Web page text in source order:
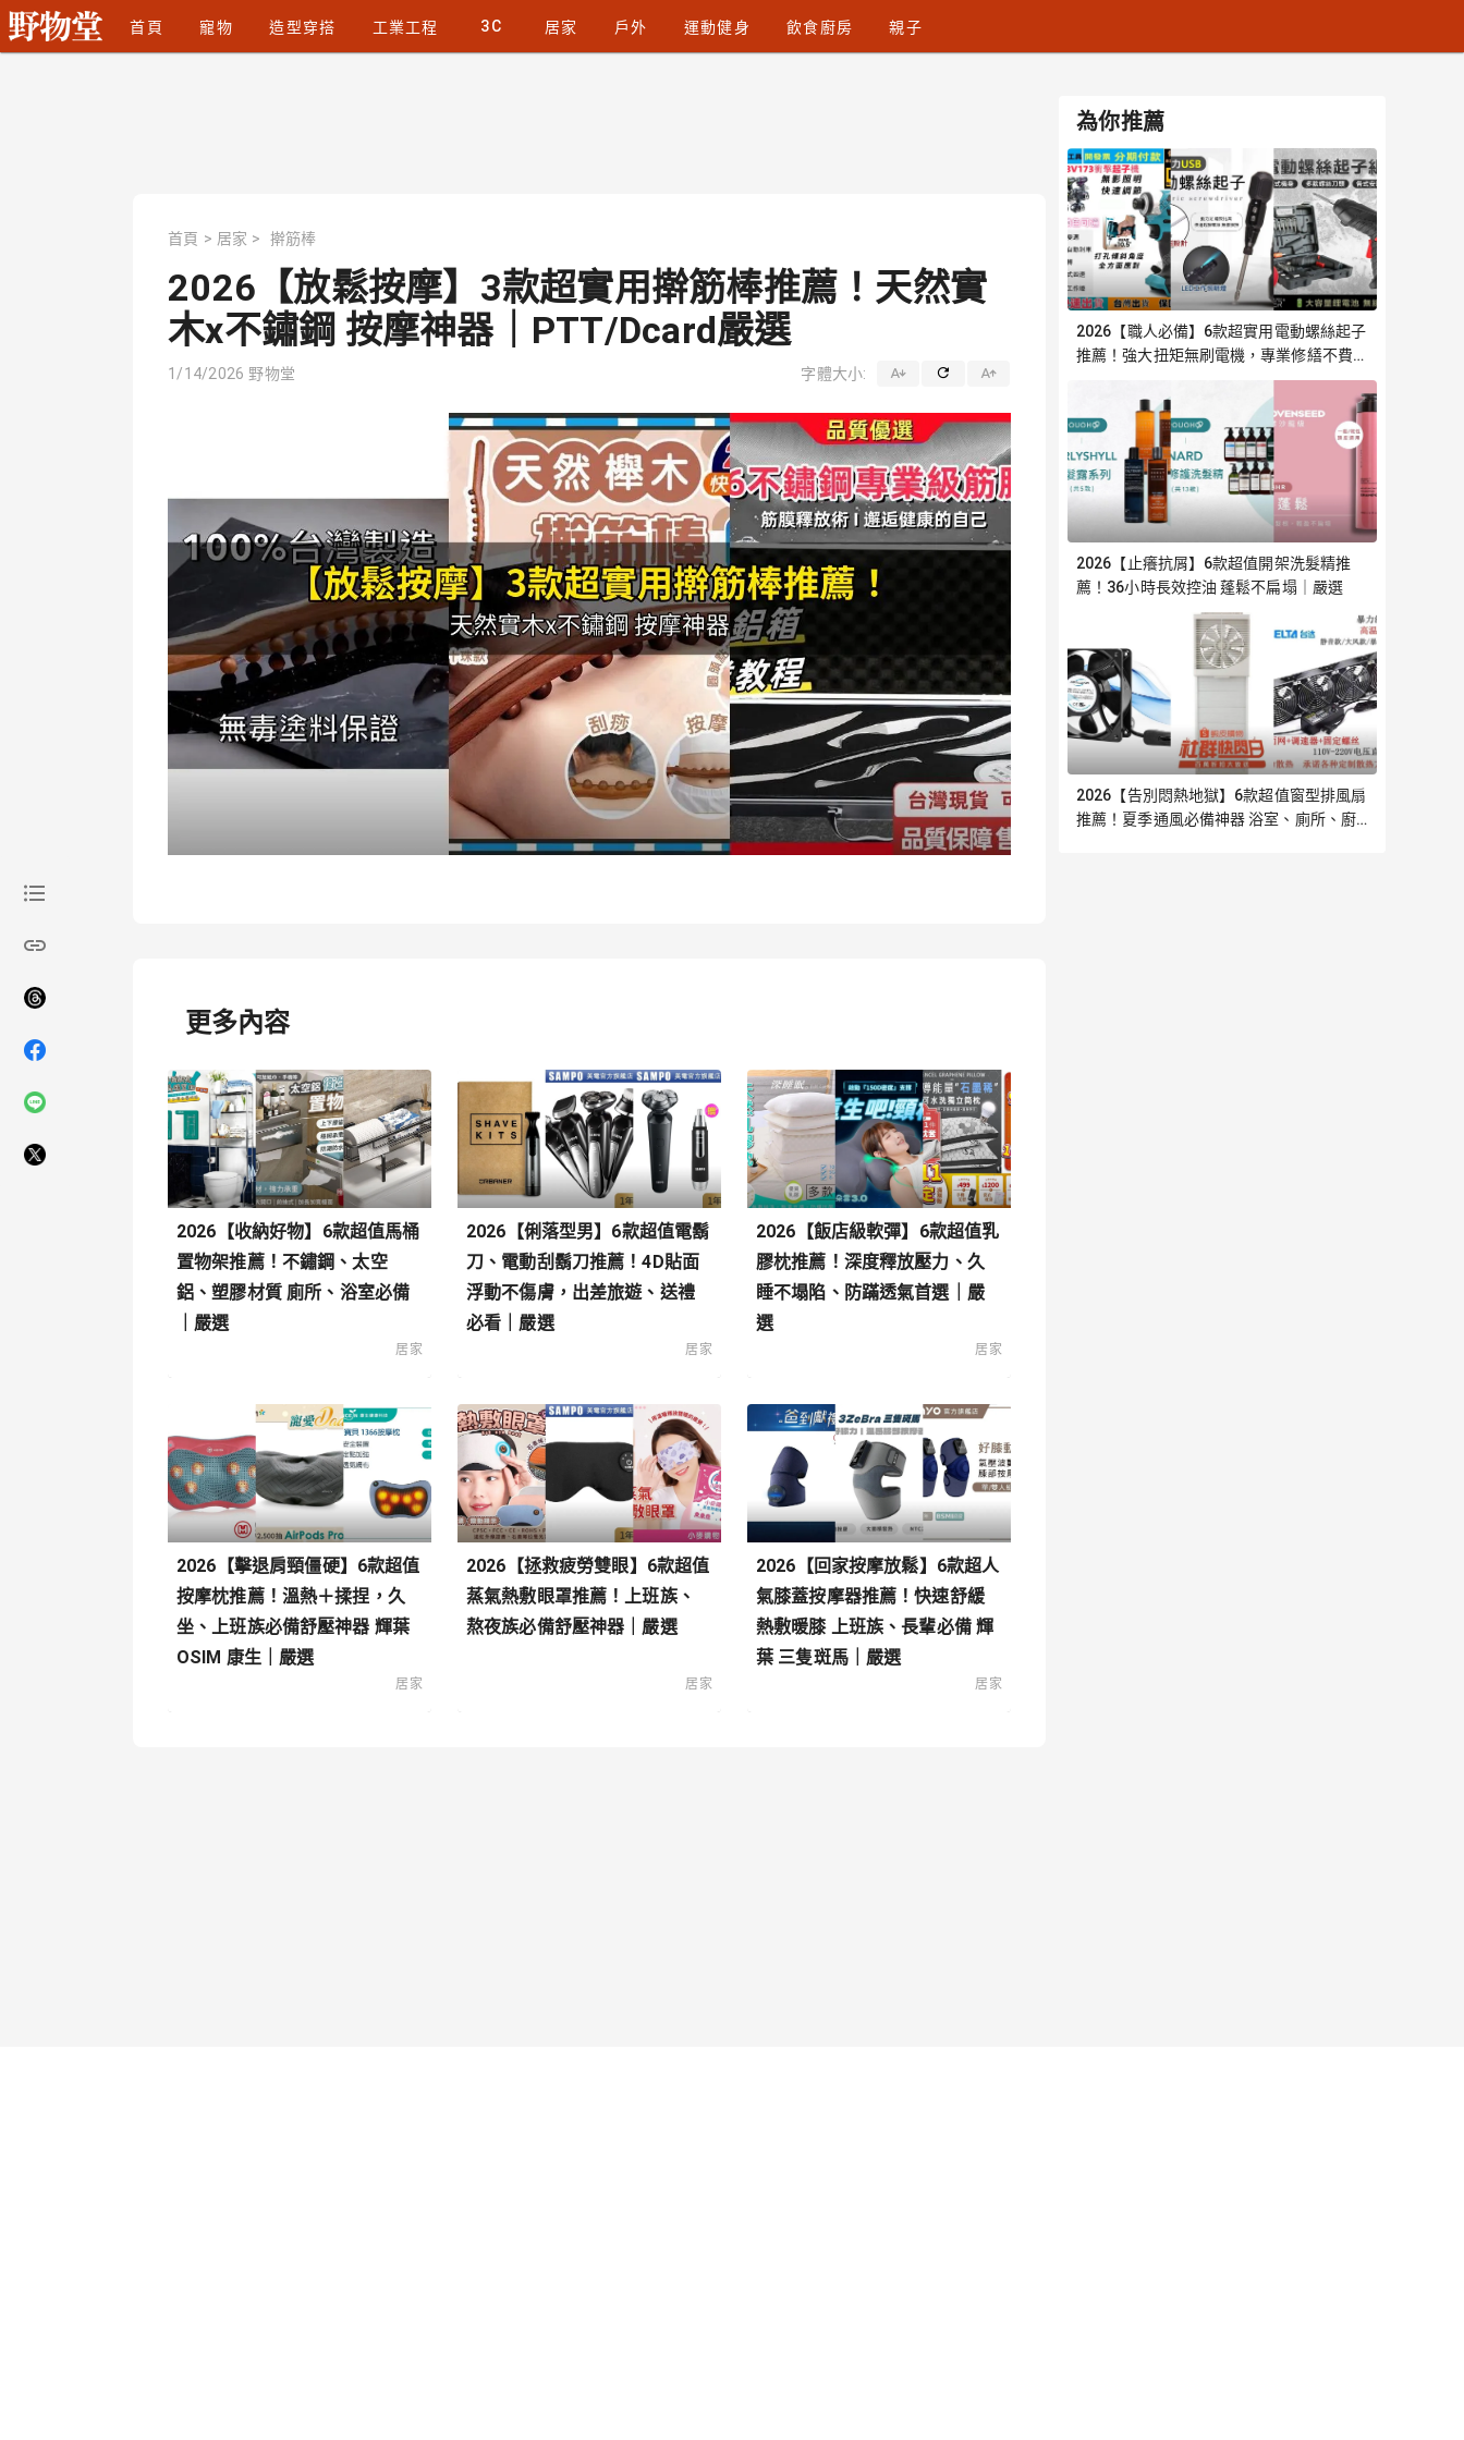
首頁 寵物 造型穿搭 工業工程 3C 居家 戶外 運動健身 飲食廚房 親子
首頁 > 居家 > 擀筋棒
2026【放鬆按摩】3款超實用擀筋棒推薦！天然實
木x不鏽鋼 按摩神器｜PTT/Dcard嚴選
1/14/2026 野物堂 字體大小:
更多內容
2026【收納好物】6款超值馬桶
置物架推薦！不鏽鋼、太空
鋁、塑膠材質 廁所、浴室必備
｜嚴選
居家
2026【俐落型男】6款超值電鬍
刀、電動刮鬍刀推薦！4D貼面
浮動不傷膚，出差旅遊、送禮
必看｜嚴選
居家
2026【飯店級軟彈】6款超值乳
膠枕推薦！深度釋放壓力、久
睡不塌陷、防蹣透氣首選｜嚴
選
居家
2026【擊退肩頸僵硬】6款超值
按摩枕推薦！溫熱＋揉捏，久
坐、上班族必備舒壓神器 輝葉
OSIM 康生｜嚴選
居家
2026【拯救疲勞雙眼】6款超值
蒸氣熱敷眼罩推薦！上班族、
熬夜族必備舒壓神器｜嚴選
居家
2026【回家按摩放鬆】6款超人
氣膝蓋按摩器推薦！快速舒緩
熱敷暖膝 上班族、長輩必備 輝
葉 三隻斑馬｜嚴選
居家
為你推薦
2026【職人必備】6款超實用電動螺絲起子
推薦！強大扭矩無刷電機，專業修繕不費力
2026【止癢抗屑】6款超值開架洗髮精推
薦！36小時長效控油 蓬鬆不扁塌｜嚴選
2026【告別悶熱地獄】6款超值窗型排風扇
推薦！夏季通風必備神器 浴室、廁所、廚